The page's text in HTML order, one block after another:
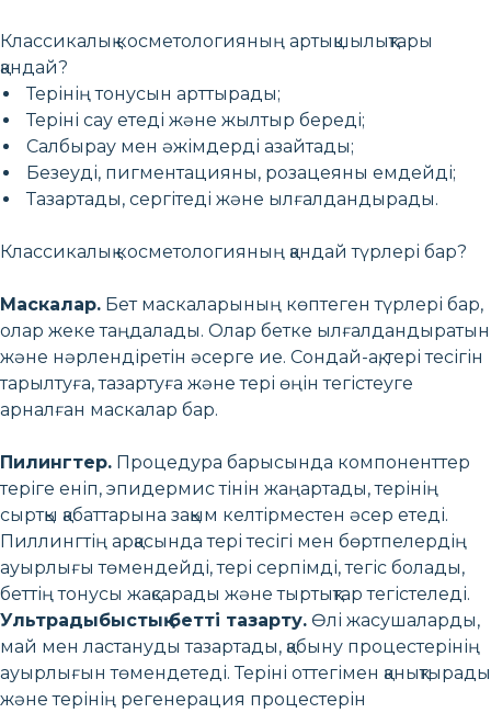
Классикалық косметологияның артықшылықтары
қандай?
Терінің тонусын арттырады;
Теріні сау етеді және жылтыр береді;
Салбырау мен әжімдерді азайтады;
Безеуді, пигментацияны, розацеяны емдейді;
Тазартады, сергітеді және ылғалдандырады.
Классикалық косметологияның қандай түрлері бар?
Маскалар. Бет маскаларының көптеген түрлері бар,
олар жеке таңдалады. Олар бетке ылғалдандыратын
және нәрлендіретін әсерге ие. Сондай-ақ, тері тесігін
тарылтуға, тазартуға және тері өңін тегістеуге
арналған маскалар бар.
Пилингтер. Процедура барысында компоненттер
теріге еніп, эпидермис тінін жаңартады, терінің
сыртқы қабаттарына зақым келтірместен әсер етеді.
Пиллингтің арқасында тері тесігі мен бөртпелердің
ауырлығы төмендейді, тері серпімді, тегіс болады,
беттің тонусы жақсарады және тыртықтар тегістеледі.
Ультрадыбыстық бетті тазарту. Өлі жасушаларды,
май мен ластануды тазартады, қабыну процестерінің
ауырлығын төмендетеді. Теріні оттегімен қанықтырады
және терінің регенерация процестерін